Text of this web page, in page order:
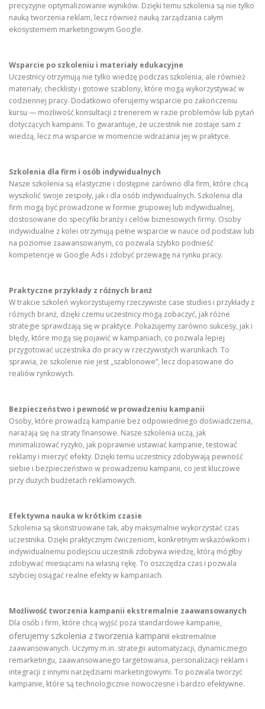
precyzyjne optymalizowanie wyników. Dzięki temu szkolenia są nie tylko
nauką tworzenia reklam, lecz również nauką zarządzania całym
ekosystemem marketingowym Google.
Wsparcie po szkoleniu i materiały edukacyjne
Uczestnicy otrzymują nie tylko wiedzę podczas szkolenia, ale również
materiały, checklisty i gotowe szablony, które mogą wykorzystywać w
codziennej pracy. Dodatkowo oferujemy wsparcie po zakończeniu
kursu — możliwość konsultacji z trenerem w razie problemów lub pytań
dotyczących kampanii. To gwarantuje, że uczestnik nie zostaje sam z
wiedzą, lecz ma wsparcie w momencie wdrażania jej w praktyce.
Szkolenia dla firm i osób indywidualnych
Nasze szkolenia są elastyczne i dostępne zarówno dla firm, które chcą
wyszkolić swoje zespoły, jak i dla osób indywidualnych. Szkolenia dla
firm mogą być prowadzone w formie grupowej lub indywidualnej,
dostosowane do specyfiki branży i celów biznesowych firmy. Osoby
indywidualne z kolei otrzymują pełne wsparcie w nauce od podstaw lub
na poziomie zaawansowanym, co pozwala szybko podnieść
kompetencje w Google Ads i zdobyć przewagę na rynku pracy.
Praktyczne przykłady z różnych branż
W trakcie szkoleń wykorzystujemy rzeczywiste case studies i przykłady z
różnych branż, dzięki czemu uczestnicy mogą zobaczyć, jak różne
strategie sprawdzają się w praktyce. Pokazujemy zarówno sukcesy, jak i
błędy, które mogą się pojawić w kampaniach, co pozwala lepiej
przygotować uczestnika do pracy w rzeczywistych warunkach. To
sprawia, że szkolenie nie jest „szablonowe”, lecz dopasowane do
realiów rynkowych.
Bezpieczeństwo i pewność w prowadzeniu kampanii
Osoby, które prowadzą kampanie bez odpowiedniego doświadczenia,
narażają się na straty finansowe. Nasze szkolenia uczą, jak
minimalizować ryzyko, jak poprawnie ustawiać kampanie, testować
reklamy i mierzyć efekty. Dzięki temu uczestnicy zdobywają pewność
siebie i bezpieczeństwo w prowadzeniu kampanii, co jest kluczowe
przy dużych budżetach reklamowych.
Efektywna nauka w krótkim czasie
Szkolenia są skonstruowane tak, aby maksymalnie wykorzystać czas
uczestnika. Dzięki praktycznym ćwiczeniom, konkretnym wskazówkom i
indywidualnemu podejściu uczestnik zdobywa wiedzę, którą mógłby
zdobywać miesiącami na własną rękę. To oszczędza czas i pozwala
szybciej osiągać realne efekty w kampaniach.
Możliwość tworzenia kampanii ekstremalnie zaawansowanych
Dla osób i firm, które chcą wyjść poza standardowe kampanie,
oferujemy szkolenia z tworzenia kampanii ekstremalnie
zaawansowanych. Uczymy m.in. strategii automatyzacji, dynamicznego
remarketingu, zaawansowanego targetowania, personalizacji reklam i
integracji z innymi narzędziami marketingowymi. To pozwala tworzyć
kampanie, które są technologicznie nowoczesne i bardzo efektywne.